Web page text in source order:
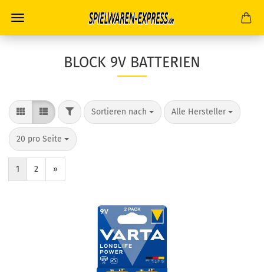
BLOCK 9V BATTERIEN
FILTERSortieren nach
Sortieren nach Alle Hersteller
pro Seite
20 pro Seite
pro Seite
1 2 »